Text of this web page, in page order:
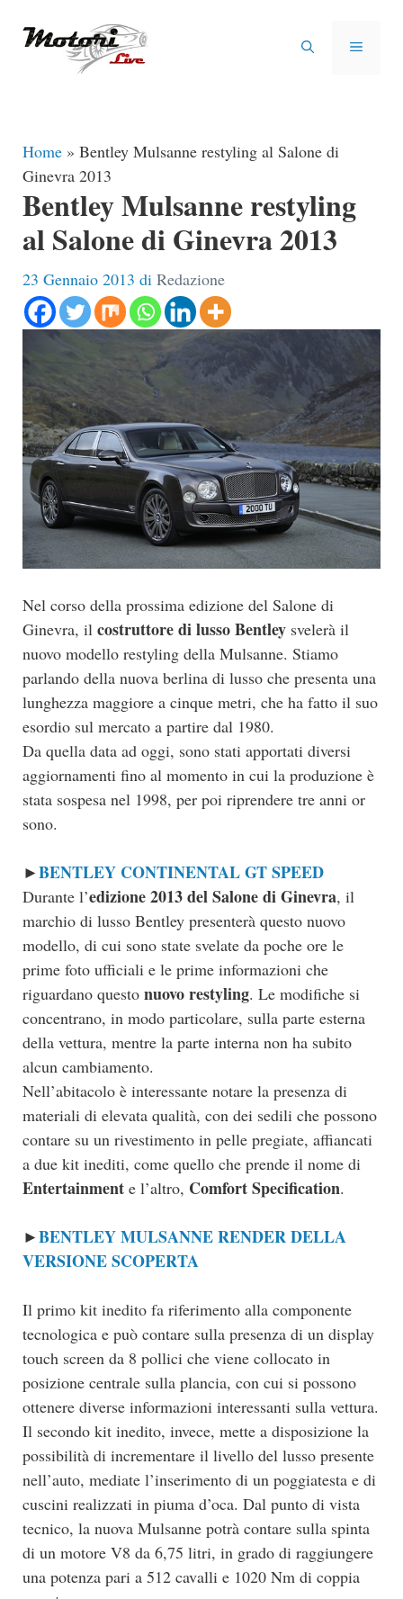
MENU
Home » Bentley Mulsanne restyling al Salone di
Ginevra 2013
Bentley Mulsanne restyling
al Salone di Ginevra 2013
23 Gennaio 2013 di Redazione
Nel corso della prossima edizione del Salone di
Ginevra, il costruttore di lusso Bentley svelerà il
nuovo modello restyling della Mulsanne. Stiamo
parlando della nuova berlina di lusso che presenta una
lunghezza maggiore a cinque metri, che ha fatto il suo
esordio sul mercato a partire dal 1980.
Da quella data ad oggi, sono stati apportati diversi
aggiornamenti fino al momento in cui la produzione è
stata sospesa nel 1998, per poi riprendere tre anni or
sono.
►BENTLEY CONTINENTAL GT SPEED
Durante l’edizione 2013 del Salone di Ginevra, il
marchio di lusso Bentley presenterà questo nuovo
modello, di cui sono state svelate da poche ore le
prime foto ufficiali e le prime informazioni che
riguardano questo nuovo restyling. Le modifiche si
concentrano, in modo particolare, sulla parte esterna
della vettura, mentre la parte interna non ha subito
alcun cambiamento.
Nell’abitacolo è interessante notare la presenza di
materiali di elevata qualità, con dei sedili che possono
contare su un rivestimento in pelle pregiate, affiancati
a due kit inediti, come quello che prende il nome di
Entertainment e l’altro, Comfort Specification.
►BENTLEY MULSANNE RENDER DELLA
VERSIONE SCOPERTA
Il primo kit inedito fa riferimento alla componente
tecnologica e può contare sulla presenza di un display
touch screen da 8 pollici che viene collocato in
posizione centrale sulla plancia, con cui si possono
ottenere diverse informazioni interessanti sulla vettura.
Il secondo kit inedito, invece, mette a disposizione la
possibilità di incrementare il livello del lusso presente
nell’auto, mediate l’inserimento di un poggiatesta e di
cuscini realizzati in piuma d’oca. Dal punto di vista
tecnico, la nuova Mulsanne potrà contare sulla spinta
di un motore V8 da 6,75 litri, in grado di raggiungere
una potenza pari a 512 cavalli e 1020 Nm di coppia